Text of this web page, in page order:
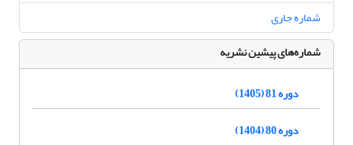
شماره جاری
شماره‌های پیشین نشریه
دوره 81 (1405)
دوره 80 (1404)